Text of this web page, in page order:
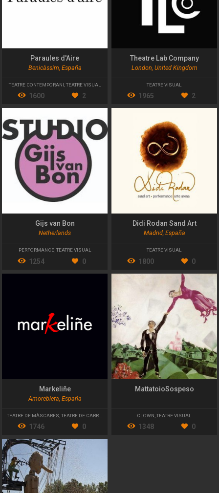
Paraules d'Aire
Benicàssim, España
TEATRE CONTEMPORANI TEATRE VISUAL
1600 2
Theatre Lab Company
London, United Kingdom
TEATRE VISUAL
1965 2
Gijs van Bon
Netherlands
PERFORMANCE,TEATRE VISUAL
1254 0
Didi Rodan Sand Art
Madrid, España
TEATRE VISUAL
1800 0
Markeliñe
Amorebieta, España
TEATRE DE MÀSCARES TEATRE DE CARRER TEATRE VISUAL
1746 0
MattatoioSospeso
CLOWN TEATRE VISUAL
1348 0